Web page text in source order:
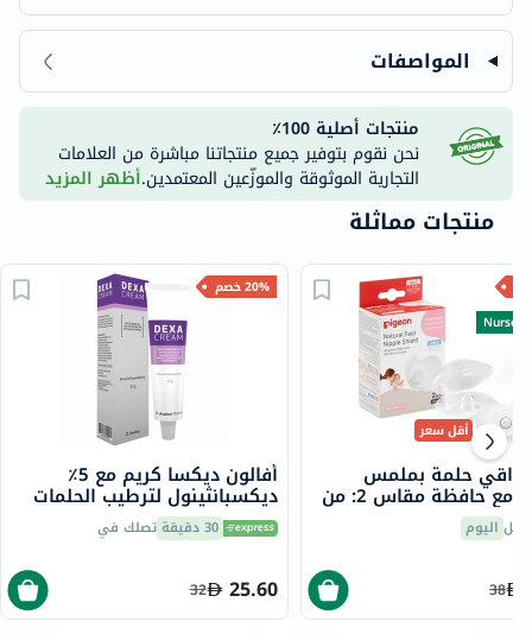
المواصفات
منتجات أصلية 100٪
نحن نقوم بتوفير جميع منتجاتنا مباشرة من العلامات
التجارية الموثوقة والموزّعين المعتمدين.أظهر المزيد
منتجات مماثلة
20% خصم
أفالون ديكسا كريم مع 5٪
ديكسبانثينول لترطيب الحلمات
المتشققة 30 جرام
30 دقيقة تصلك في
25.60
32
Nurse's
أقل سعر
واقي حلمة بملمس
طبيعي مع حافظة مقاس 2: من
اليوم
38